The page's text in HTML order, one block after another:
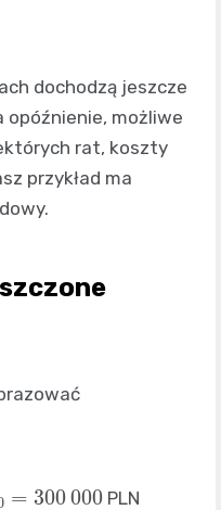
dochodzą jeszcze
możliwe
rat, koszty
przykład ma
300000 PLN